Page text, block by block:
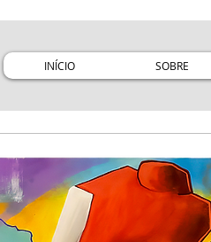
INÍCIO SOBRE